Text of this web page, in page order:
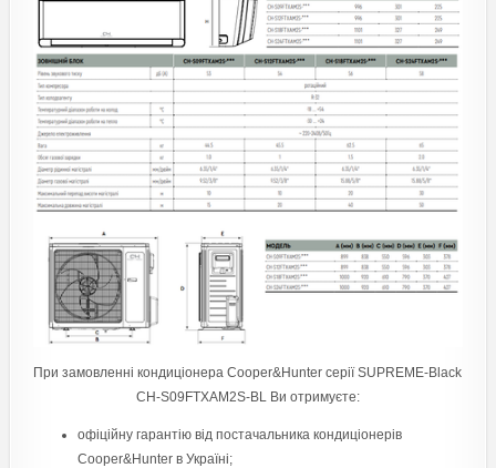
При замовленні кондиціонера Cooper&Hunter серії SUPREME-Black
CH-S09FTXAM2S-BL Ви отримуєте:
офіційну гарантію від постачальника кондиціонерів
Cooper&Hunter в Україні;